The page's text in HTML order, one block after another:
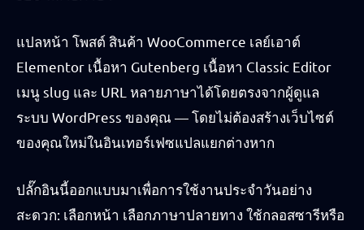
แปลหน้า โพสต์ สินค้า WooCommerce เลย์เอาต์
Elementor เนื้อหา Gutenberg เนื้อหา Classic Editor
เมนู slug และ URL หลายภาษาได้โดยตรงจากผู้ดูแล
ระบบ WordPress ของคุณ — โดยไม่ต้องสร้างเว็บไซต์
ของคุณใหม่ในอินเทอร์เฟซแปลแยกต่างหาก
ปลั๊กอินนี้ออกแบบมาเพื่อการใช้งานประจำวันอย่าง
สะดวก: เลือกหน้า เลือกภาษาปลายทาง ใช้กลอสซารีหรือ